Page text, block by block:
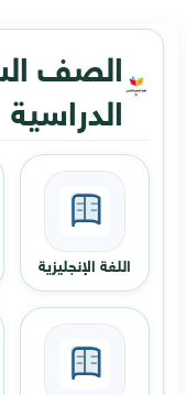
الصف
الدراسية
اللغة الإنجليزية